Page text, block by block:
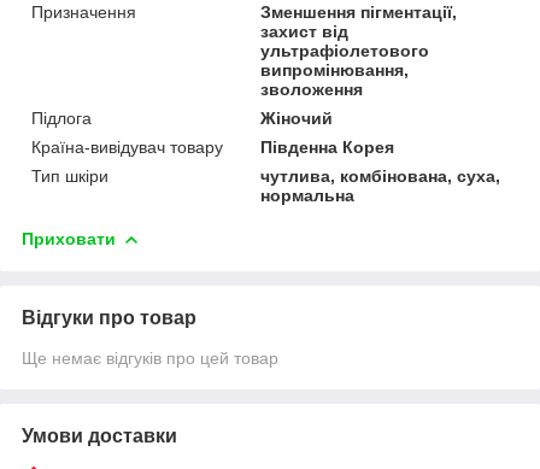
Призначення
Зменшення пігментації,
захист від
ультрафіолетового
випромінювання,
зволоження
Підлога
Жіночий
Країна-вивідувач товару
Південна Корея
Тип шкіри
чутлива, комбінована, суха,
нормальна
Приховати
Відгуки про товар
Ще немає відгуків про цей товар
Умови доставки